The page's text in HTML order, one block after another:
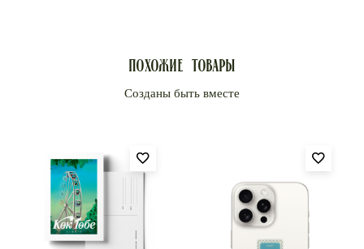
Доставка Казпочтой от 3 до 7 рабочих дней.
Стоимость доставки по тарифам курьерской
компании.
Международная доставка осуществляется от СДЭК
по тарифам курьерской компании.
Похожие товары